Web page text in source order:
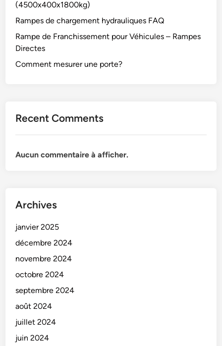
(4500x400x1800kg)
Rampes de chargement hydrauliques FAQ
Rampe de Franchissement pour Véhicules – Rampes
Directes
Comment mesurer une porte?
Recent Comments
Aucun commentaire à afficher.
Archives
janvier 2025
décembre 2024
novembre 2024
octobre 2024
septembre 2024
août 2024
juillet 2024
juin 2024